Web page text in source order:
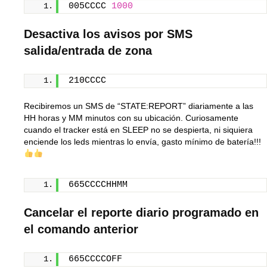
005CCCC 1000
Desactiva los avisos por SMS
salida/entrada de zona
210CCCC
Recibiremos un SMS de “STATE:REPORT” diariamente a las
HH horas y MM minutos con su ubicación. Curiosamente
cuando el tracker está en SLEEP no se despierta, ni siquiera
enciende los leds mientras lo envía, gasto mínimo de batería!!!
665CCCCHHMM
Cancelar el reporte diario programado en
el comando anterior
665CCCCOFF